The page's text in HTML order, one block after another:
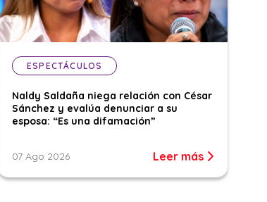
ESPECTÁCULOS
Naldy Saldaña niega relación con César
Sánchez y evalúa denunciar a su
esposa: “Es una difamación”
07 Ago 2026 Leer más